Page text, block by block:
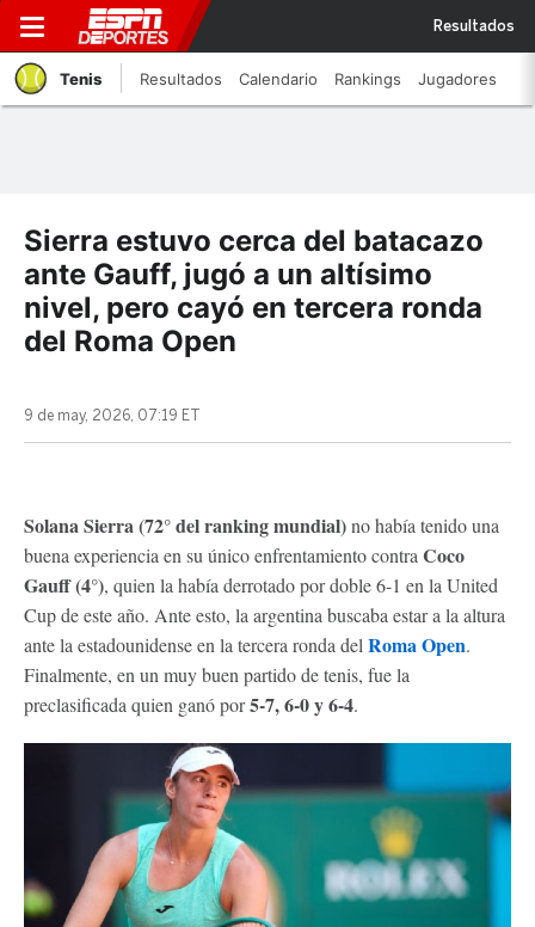
Resultados
Tenis Resultados Calendario Rankings Jugadores
Sierra estuvo cerca del batacazo
ante Gauff, jugó a un altísimo
nivel, pero cayó en tercera ronda
del Roma Open
9 de may, 2026, 07:19 ET
Solana Sierra (72° del ranking mundial)no había tenido una
buena experiencia en su único enfrentamiento contra Coco
Gauff (4°), quien la había derrotado por doble 6-1 en la United
Cup de este año. Ante esto, la argentina buscaba estar a la altura
ante la estadounidense en la tercera ronda del Roma Open.
Finalmente, en un muy buen partido de tenis, fue la
preclasificada quien ganó por5-7, 6-0 y 6-4.